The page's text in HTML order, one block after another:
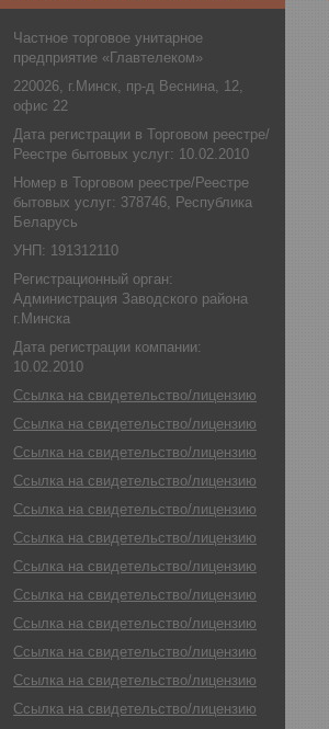
Частное торговое унитарное
предприятие «Главтелеком»
220026, г.Минск, пр-д Веснина, 12,
офис 22
Дата регистрации в Торговом реестре/
Реестре бытовых услуг: 10.02.2010
Номер в Торговом реестре/Реестре
бытовых услуг: 378746, Республика
Беларусь
УНП: 191312110
Регистрационный орган:
Администрация Заводского района
г.Минска
Дата регистрации компании:
10.02.2010
Ссылка на свидетельство/лицензию
Ссылка на свидетельство/лицензию
Ссылка на свидетельство/лицензию
Ссылка на свидетельство/лицензию
Ссылка на свидетельство/лицензию
Ссылка на свидетельство/лицензию
Ссылка на свидетельство/лицензию
Ссылка на свидетельство/лицензию
Ссылка на свидетельство/лицензию
Ссылка на свидетельство/лицензию
Ссылка на свидетельство/лицензию
Ссылка на свидетельство/лицензию